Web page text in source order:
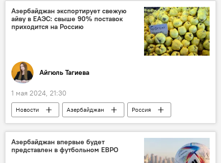
Санкции
Министерство обороны РФ
Азербайджан экспортирует свежую
айву в ЕАЭС: свыше 90% поставок
приходится на Россию
Айгюль Тагиева
1 мая 2024, 21:30
Новости Азербайджан
Россия
Сельское хозяйство
Экономика
Экспорт
ЕАЭС
Азербайджан впервые будет
представлен в футбольном ЕВРО